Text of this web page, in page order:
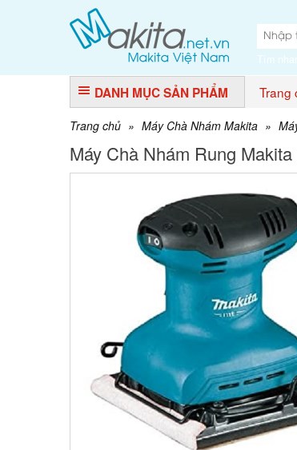
Tìm
DANH MỤC SẢN PHẨM Trang
Trang chủ » Máy Chà Nhám Makita »
Máy Chà Nhám Rung